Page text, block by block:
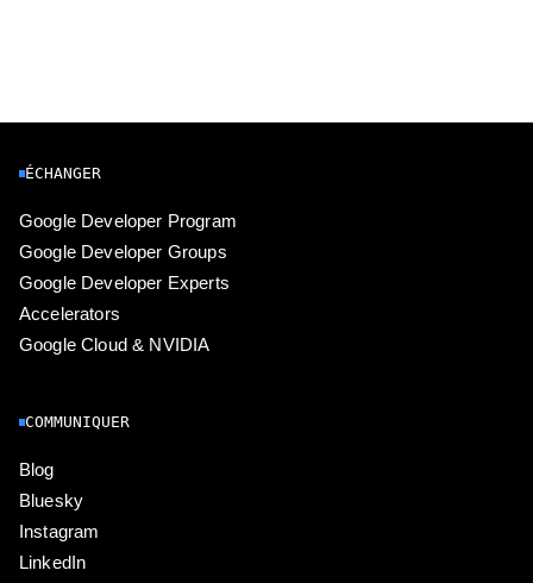
ÉCHANGER
Google Developer Program
Google Developer Groups
Google Developer Experts
Accelerators
Google Cloud & NVIDIA
COMMUNIQUER
Blog
Bluesky
Instagram
LinkedIn